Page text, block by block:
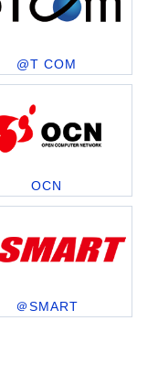
@T COM
OCN
＠SMART